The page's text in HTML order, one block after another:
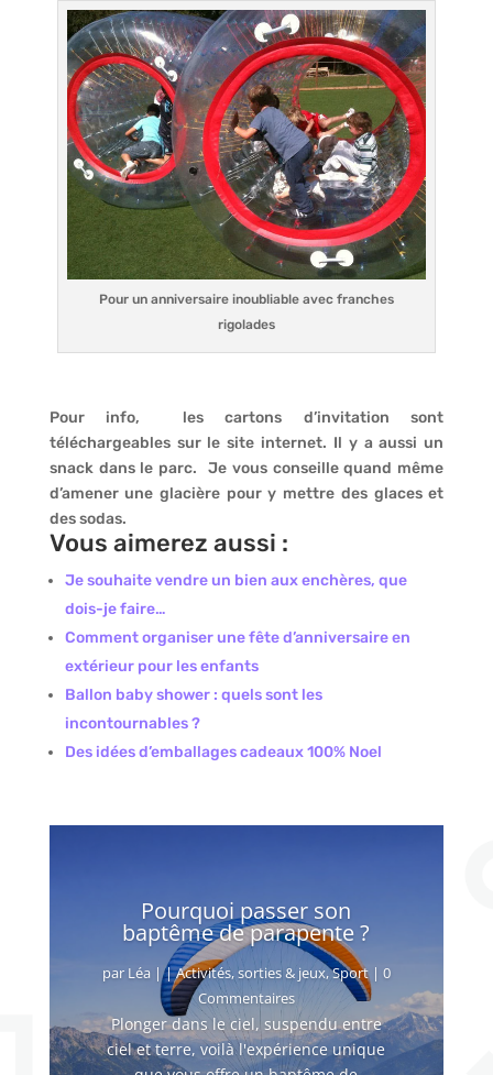
Pour un anniversaire inoubliable avec franches
rigolades
Pour info, les cartons d’invitation sont
téléchargeables sur le site internet. Il y a aussi un
snack dans le parc. Je vous conseille quand même
d’amener une glacière pour y mettre des glaces et
des sodas.
Vous aimerez aussi :
Je souhaite vendre un bien aux enchères, que
dois-je faire…
Comment organiser une fête d’anniversaire en
extérieur pour les enfants
Ballon baby shower : quels sont les
incontournables ?
Des idées d’emballages cadeaux 100% Noel
Pourquoi passer son
baptême de parapente ?
par Léa ||Activités, sorties & jeux,Sport| 0
Commentaires
Plonger dans le ciel, suspendu entre
ciel et terre, voilà l'expérience unique